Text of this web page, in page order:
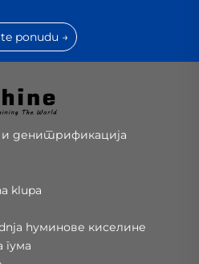
ponudu →
и денитрификација
klupa
hуминове киселине